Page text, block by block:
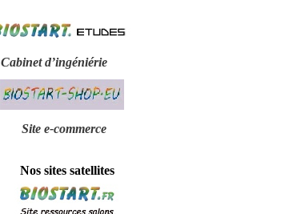
Cabinet d’ingéniérie
Nos sites satellites
Site e-commerce